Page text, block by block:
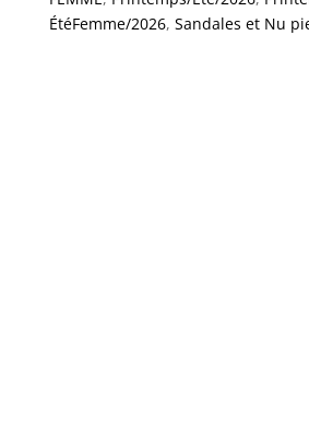
ÉtéFemme/2026, Sandales et Nu